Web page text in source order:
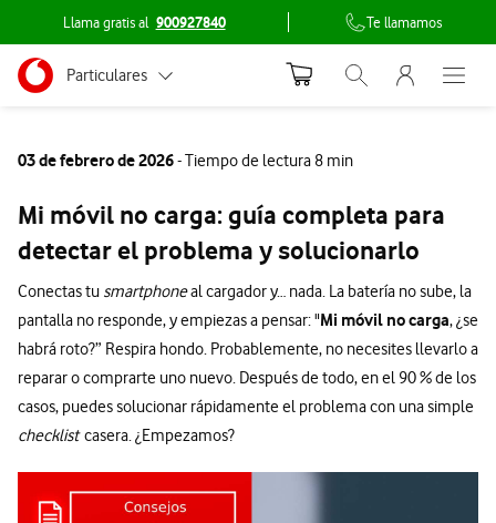
Llama gratis al 900927840 Te llamamos
Ir a la pagina principal de vodafone.es
Menu navegación Segmento
Particulares
y AA.PP.
Abrir buscador.
Menu
Abre
03 de febrero de 2026- Tiempo de lectura 8 min
Mi móvil no carga: guía completa para
detectar el problema y solucionarlo
Conectas tu smartphoneal cargador y… nada. La batería no sube, la
pantalla no responde, y empiezas a pensar: "Mi móvil no carga, ¿se
habrá roto?” Respira hondo. Probablemente, no necesites llevarlo a
reparar o comprarte uno nuevo. Después de todo, en el 90 % de los
casos, puedes solucionar rápidamente el problema con una simple
checklistcasera. ¿Empezamos?